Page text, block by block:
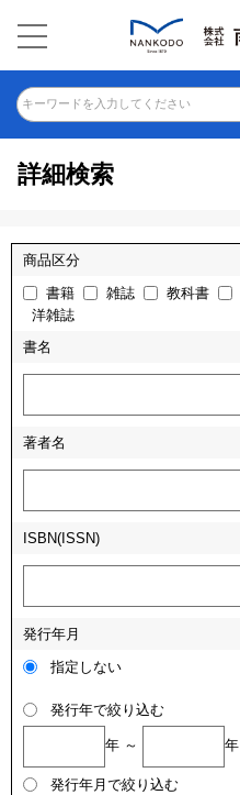
キーワードを入力してください
詳細検索
商品区分
書籍 雑誌 教科書
洋雑誌
書名
著者名
ISBN(ISSN)
発行年月
指定しない
発行年で絞り込む
年 ～ 年
発行年月で絞り込む